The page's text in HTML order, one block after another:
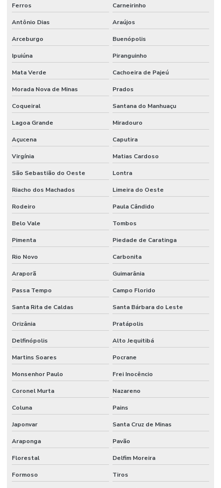
Ferros Carneirinho
Antônio Dias Araújos
Arceburgo Buenópolis
Ipuiúna Piranguinho
Mata Verde Cachoeira de Pajeú
Morada Nova de Minas Prados
Coqueiral Santana do Manhuaçu
Lagoa Grande Miradouro
Açucena Caputira
Virgínia Matias Cardoso
São Sebastião do Oeste Lontra
Riacho dos Machados Limeira do Oeste
Rodeiro Paula Cândido
Belo Vale Tombos
Pimenta Piedade de Caratinga
Rio Novo Carbonita
Araporã Guimarânia
Passa Tempo Campo Florido
Santa Rita de Caldas Santa Bárbara do Leste
Orizânia Pratápolis
Delfinópolis Alto Jequitibá
Martins Soares Pocrane
Monsenhor Paulo Frei Inocêncio
Coronel Murta Nazareno
Coluna Pains
Japonvar Santa Cruz de Minas
Araponga Pavão
Florestal Delfim Moreira
Formoso Tiros